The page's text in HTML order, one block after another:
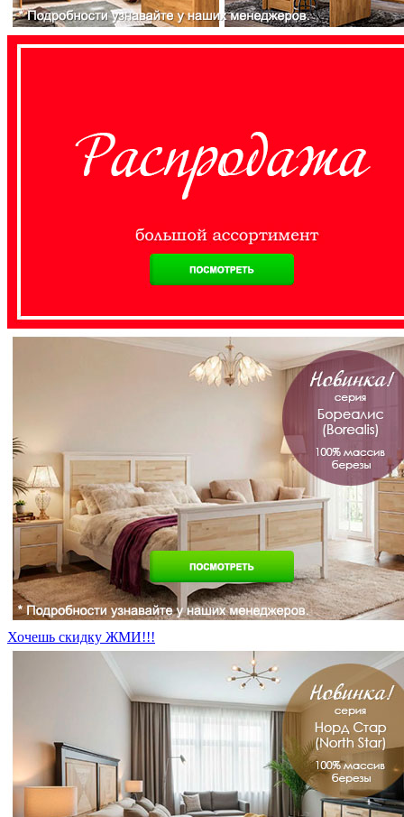
Хочешь скидку ЖМИ!!!